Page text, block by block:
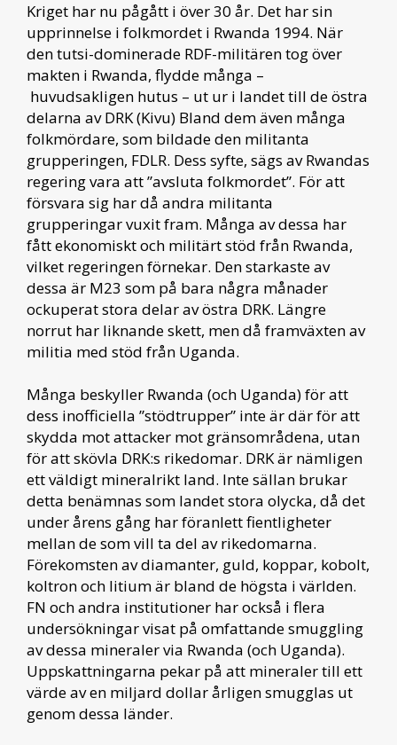
Kriget har nu pågått i över 30 år. Det har sin
upprinnelse i folkmordet i Rwanda 1994. När
den tutsi-dominerade RDF-militären tog över
makten i Rwanda, flydde många –
huvudsakligen hutus – ut ur i landet till de östra
delarna av DRK (Kivu) Bland dem även många
folkmördare, som bildade den militanta
grupperingen, FDLR. Dess syfte, sägs av Rwandas
regering vara att ”avsluta folkmordet”. För att
försvara sig har då andra militanta
grupperingar vuxit fram. Många av dessa har
fått ekonomiskt och militärt stöd från Rwanda,
vilket regeringen förnekar. Den starkaste av
dessa är M23 som på bara några månader
ockuperat stora delar av östra DRK. Längre
norrut har liknande skett, men då framväxten av
militia med stöd från Uganda.
Många beskyller Rwanda (och Uganda) för att
dess inofficiella ”stödtrupper” inte är där för att
skydda mot attacker mot gränsområdena, utan
för att skövla DRK:s rikedomar. DRK är nämligen
ett väldigt mineralrikt land. Inte sällan brukar
detta benämnas som landet stora olycka, då det
under årens gång har föranlett fientligheter
mellan de som vill ta del av rikedomarna.
Förekomsten av diamanter, guld, koppar, kobolt,
koltron och litium är bland de högsta i världen.
FN och andra institutioner har också i flera
undersökningar visat på omfattande smuggling
av dessa mineraler via Rwanda (och Uganda).
Uppskattningarna pekar på att mineraler till ett
värde av en miljard dollar årligen smugglas ut
genom dessa länder.